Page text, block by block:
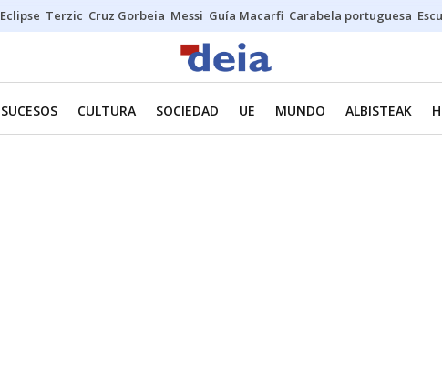
Eclipse Terzic Cruz Gorbeia Messi Guía Macarfi Carabela portuguesa
SUCESOS CULTURA SOCIEDAD UE MUNDO ALBISTEAK